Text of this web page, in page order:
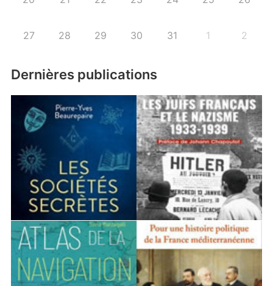
27 28 29 30 31 1 2
Dernières publications